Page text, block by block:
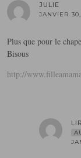
JULIE
JANVIER
Plus que pour le
Bisous
http://